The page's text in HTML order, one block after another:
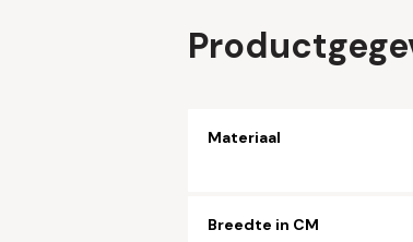
Materiaal
Breedte in CM